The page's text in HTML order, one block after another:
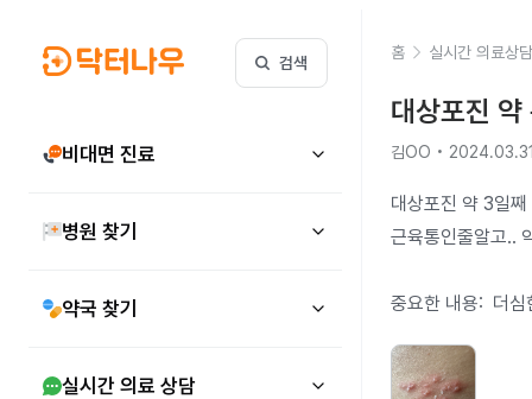
검색
비대면 진료
병원 찾기
약국 찾기
실시간 의료 상담
홈 실시간 의료상담
대상포진
김OO •
대상포진 약 3일
근육통인줄알고..
중요한 내용:  더